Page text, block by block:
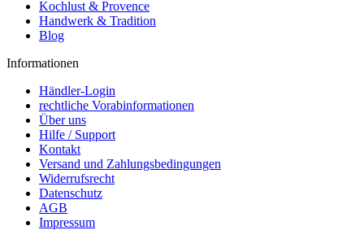
Kochlust & Provence
Handwerk & Tradition
Blog
Informationen
Händler-Login
rechtliche Vorabinformationen
Über uns
Hilfe / Support
Kontakt
Versand und Zahlungsbedingungen
Widerrufsrecht
Datenschutz
AGB
Impressum